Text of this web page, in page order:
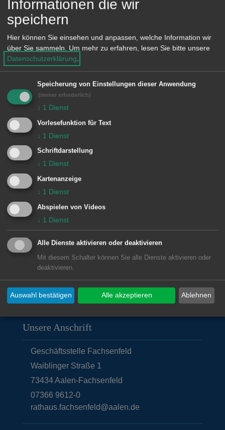
Status von Pass- und
Ausweisanträgen online abfragen
Dienstleistung A-Z
Verlustanzeige und
Wiederauffinden-Anzeige von
Ausweisdokumenten
Dienstleistung A-Z
Ummeldung (Umzug innerhalb
von Aalen)
Dienstleistung A-Z
Fischereischeine
Dienstleistung A-Z
Abmeldung (Wegzug aus Aalen)
Unsere Anschrift
Geschäftsstelle Fachsenfeld
Waiblinger Straße 1
73434Aalen-Fachsenfeld
07366 9612-0
rathaus.fachsenfeld@aalen.de
Informationen die wir
speichern
Hier können Sie einsehen und anpassen, welche Information wir
über Sie sammeln.
Um mehr zu erfahren, lesen Sie bitte unsere
Datenschutzerklärung
Speicherung von Einstellungen dieser Anwendung
(immer erforderlich)
↓ 1 Dienst
Vorlesefunktion für Text
↓ 1 Dienst
Schriftdarstellung
↓ 1 Dienst
Kartenanzeige
↓ 1 Dienst
Abspielen von Videos
↓ 1 Dienst
Alle Dienste aktivieren oder deaktivieren
Mit diesem Schalter können Sie alle Dienste aktivieren oder
deaktivieren.
Ablehnen
Auswahl bestätigen Alle akzeptieren